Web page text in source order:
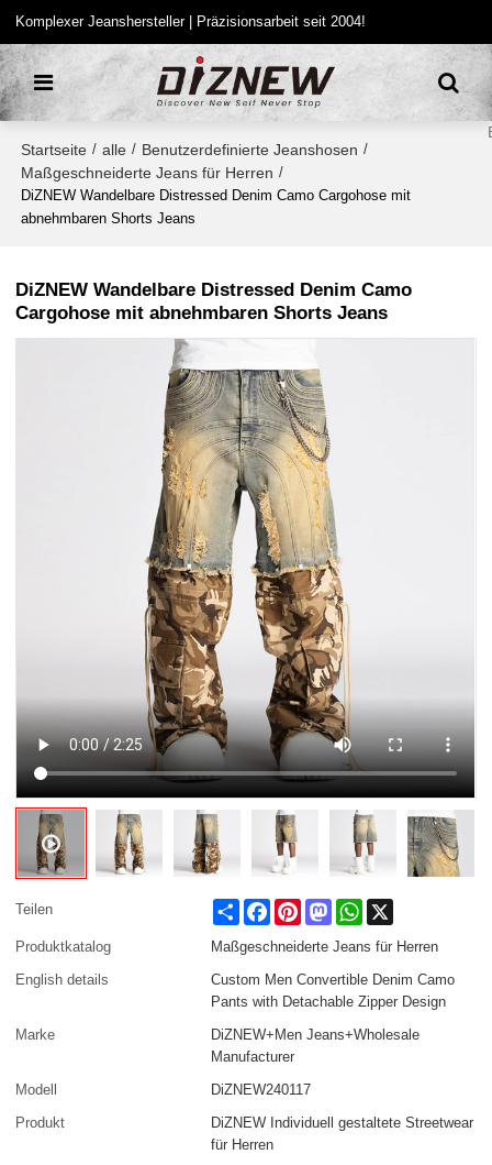
Komplexer Jeanshersteller | Präzisionsarbeit seit 2004!
Startseite / alle / Benutzerdefinierte Jeanshosen /
Maßgeschneiderte Jeans für Herren /
DiZNEW Wandelbare Distressed Denim Camo Cargohose mit
abnehmbaren Shorts Jeans
DiZNEW Wandelbare Distressed Denim Camo
Cargohose mit abnehmbaren Shorts Jeans
Teilen Share FacebookPinterestMastodonWhatsApp
Produktkatalog
Maßgeschneiderte Jeans für Herren
English details
Custom Men Convertible Denim Camo
Pants with Detachable Zipper Design
Marke
DiZNEW+Men Jeans+Wholesale
Manufacturer
Modell
DiZNEW240117
Produkt
DiZNEW Individuell gestaltete Streetwear
für Herren